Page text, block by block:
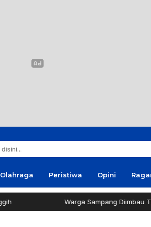
Olahraga Peristiwa Opini
Warga Sampang Diimbau Tak Bakar